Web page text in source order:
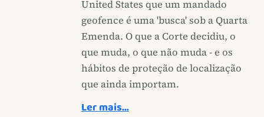
United States que um mandado
geofence é uma 'busca' sob a Quarta
Emenda. O que a Corte decidiu, o
que muda, o que não muda - e os
hábitos de proteção de localização
que ainda importam.
Ler mais…